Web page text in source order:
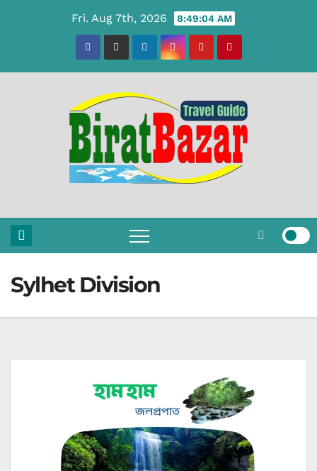
Fri. Aug 7th, 2026 8:49:05 AM
Sylhet Division